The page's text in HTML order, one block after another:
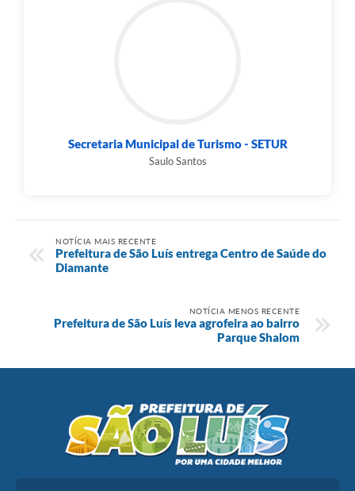
Secretaria Municipal de Turismo - SETUR
Saulo Santos
NOTÍCIA MAIS RECENTE
Prefeitura de São Luís entrega Centro de Saúde do
Diamante
NOTÍCIA MENOS RECENTE
Prefeitura de São Luís leva agrofeira ao bairro
Parque Shalom